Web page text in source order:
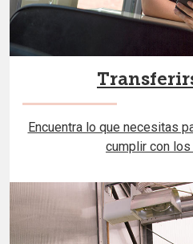
Encuentra lo que necesitas
cumplir con